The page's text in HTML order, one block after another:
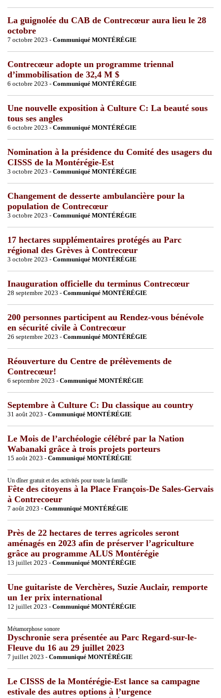
La guignolée du CAB de Contrecœur aura lieu le 28
octobre
7 octobre 2023 - Communiqué MONTÉRÉGIE
Contrecœur adopte un programme triennal
d’immobilisation de 32,4 M $
6 octobre 2023 - Communiqué MONTÉRÉGIE
Une nouvelle exposition à Culture C: La beauté sous
tous ses angles
6 octobre 2023 - Communiqué MONTÉRÉGIE
Nomination à la présidence du Comité des usagers du
CISSS de la Montérégie-Est
3 octobre 2023 - Communiqué MONTÉRÉGIE
Changement de desserte ambulancière pour la
population de Contrecœur
3 octobre 2023 - Communiqué MONTÉRÉGIE
17 hectares supplémentaires protégés au Parc
régional des Grèves à Contrecœur
3 octobre 2023 - Communiqué MONTÉRÉGIE
Inauguration officielle du terminus Contrecœur
28 septembre 2023 - Communiqué MONTÉRÉGIE
200 personnes participent au Rendez-vous bénévole
en sécurité civile à Contrecœur
26 septembre 2023 - Communiqué MONTÉRÉGIE
Réouverture du Centre de prélèvements de
Contrecœur!
6 septembre 2023 - Communiqué MONTÉRÉGIE
Septembre à Culture C: Du classique au country
31 août 2023 - Communiqué MONTÉRÉGIE
Le Mois de l’archéologie célébré par la Nation
Wabanaki grâce à trois projets porteurs
15 août 2023 - Communiqué MONTÉRÉGIE
Un dîner gratuit et des activités pour toute la famille
Fête des citoyens à la Place François-De Sales-Gervais
à Contrecoeur
7 août 2023 - Communiqué MONTÉRÉGIE
Près de 22 hectares de terres agricoles seront
aménagés en 2023 afin de préserver l’agriculture
grâce au programme ALUS Montérégie
13 juillet 2023 - Communiqué MONTÉRÉGIE
Une guitariste de Verchères, Suzie Auclair, remporte
un 1er prix international
12 juillet 2023 - Communiqué MONTÉRÉGIE
Métamorphose sonore
Dyschronie sera présentée au Parc Regard-sur-le-
Fleuve du 16 au 29 juillet 2023
7 juillet 2023 - Communiqué MONTÉRÉGIE
Le CISSS de la Montérégie-Est lance sa campagne
estivale des autres options à l’urgence